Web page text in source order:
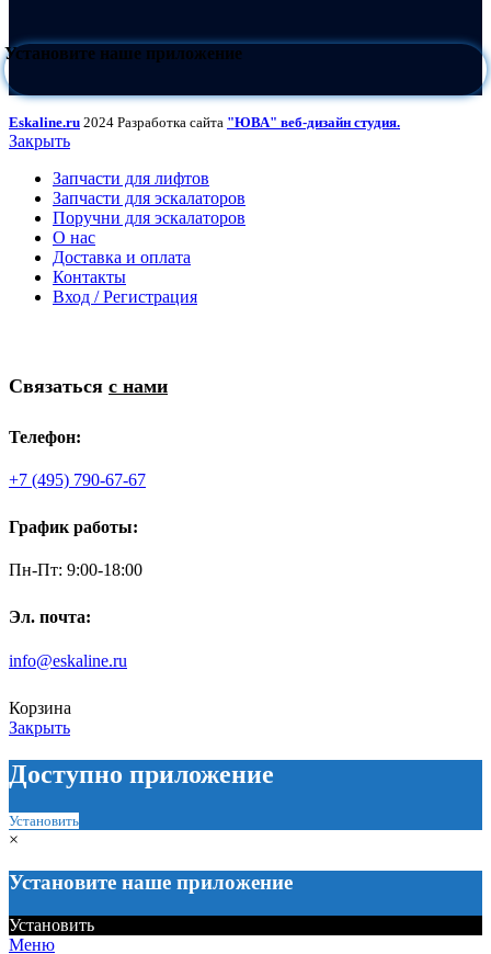
Установите наше приложение
Eskaline.ru 2024 Разработка сайта "ЮВА" веб-дизайн студия.
Закрыть
Запчасти для лифтов
Запчасти для эскалаторов
Поручни для эскалаторов
О нас
Доставка и оплата
Контакты
Вход / Регистрация
Связаться с нами
Телефон:
+7 (495) 790-67-67
График работы:
Пн-Пт: 9:00-18:00
Эл. почта:
info@eskaline.ru
Корзина
Закрыть
Доступно приложение
Установить
×
Установите наше приложение
Установить
Меню